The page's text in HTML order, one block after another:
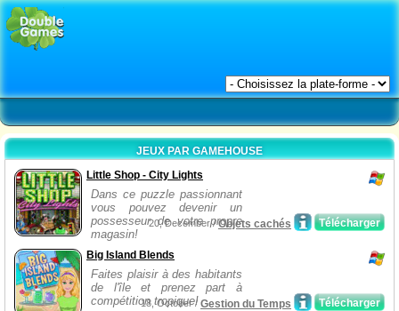
JEUX PAR GAMEHOUSE
Little Shop - City Lights
Dans ce puzzle passionnant
vous pouvez devenir un
possesseur de votre propre
magasin!
Télécharger
20, December /Objets cachés
Big Island Blends
Faites plaisir à des habitants
de l'île et prenez part à
compétition tropique!
Télécharger
18, October / Gestion du Temps